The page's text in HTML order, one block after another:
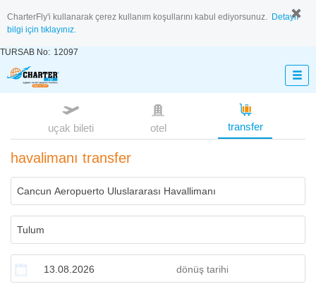
CharterFly'i kullanarak çerez kullanım koşullarını kabul ediyorsunuz. Detaylı
bilgi için tıklayınız.
TURSAB No: 12097
uçak bileti otel transfer
havalimanı transfer